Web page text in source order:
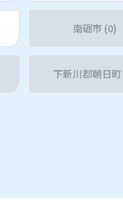
南砺市 (0)
下新川郡朝日